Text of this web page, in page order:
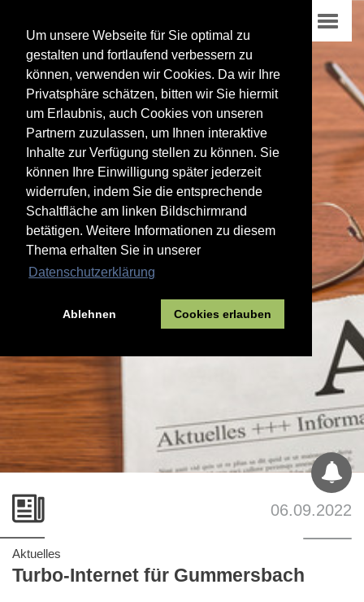
Um unsere Webseite für Sie optimal zu
gestalten und fortlaufend verbessern zu
können, verwenden wir Cookies. Da wir Ihre
Privatsphäre schätzen, bitten wir Sie hiermit
um Erlaubnis, auch Cookies von unseren
Partnern zuzulassen, um Ihnen interaktive
Inhalte zur Verfügung stellen zu können. Sie
können Ihre Einwilligung später jederzeit
widerrufen, indem Sie die entsprechende
Schaltfläche am linken Bildschirmrand
betätigen. Weitere Informationen zu diesem
Thema erhalten Sie in unserer
Datenschutzerklärung
Ablehnen Cookies erlauben
Aktuelles
Turbo-Internet für Gummersbach
06.09.2022